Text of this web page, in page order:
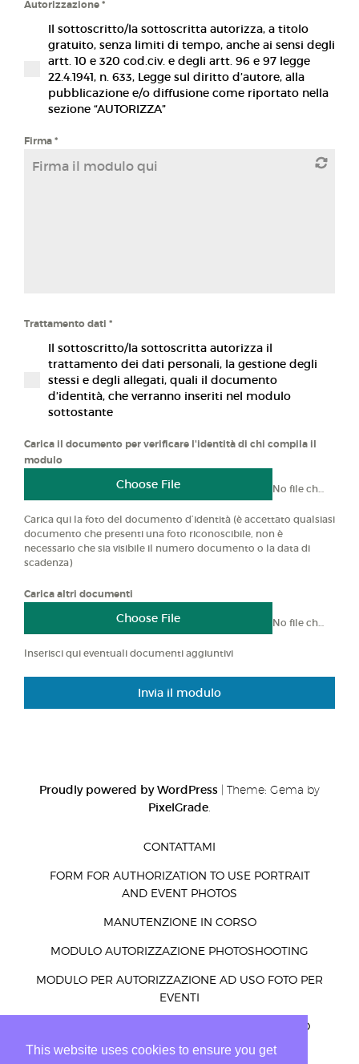
Autorizzazione*
Il sottoscritto/la sottoscritta autorizza, a titolo
gratuito, senza limiti di tempo, anche ai sensi degli
artt. 10 e 320 cod.civ. e degli artt. 96 e 97 legge
22.4.1941, n. 633, Legge sul diritto d’autore, alla
pubblicazione e/o diffusione come riportato nella
sezione “AUTORIZZA”
Firma*
Firma il modulo qui
Trattamento dati *
Il sottoscritto/la sottoscritta autorizza il
trattamento dei dati personali, la gestione degli
stessi e degli allegati, quali il documento
d’identità, che verranno inseriti nel modulo
sottostante
Carica il documento per verificare l'identità di chi compila il
modulo
Choose File
Carica qui la foto del documento d’identità (è accettato qualsiasi
documento che presenti una foto riconoscibile, non è
necessario che sia visibile il numero documento o la data di
scadenza)
Carica altri documenti
Choose File
Inserisci qui eventuali documenti aggiuntivi
Invia il modulo
Proudly powered by WordPress Theme: Gema by
PixelGrade
CONTATTAMI
FORM FOR AUTHORIZATION TO USE PORTRAIT
AND EVENT PHOTOS
MANUTENZIONE IN CORSO
MODULO AUTORIZZAZIONE PHOTOSHOOTING
MODULO PER AUTORIZZAZIONE AD USO FOTO PER
EVENTI
MODULO PER AUTORIZZAZIONE AD USO FOTO
RITRATTI ED EVENTI
This website uses cookies to ensure you get